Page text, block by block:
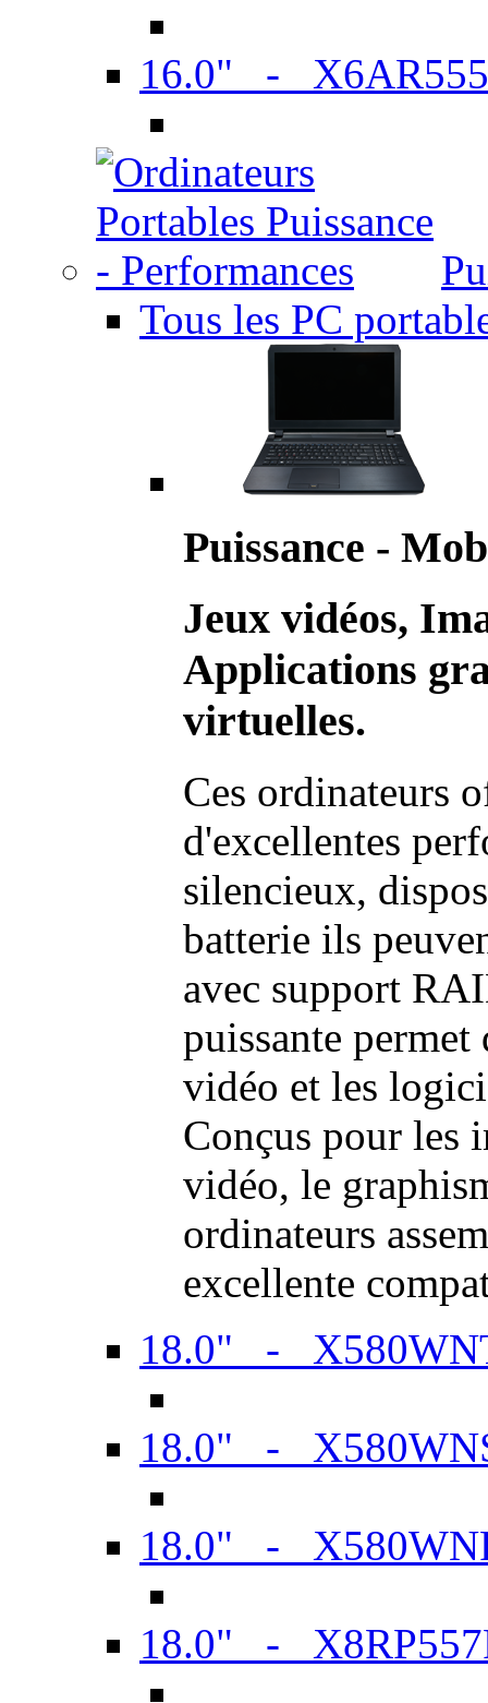
16.0" -
Tous les PC
Puissance -
Jeux vidéos,
Applications
virtuelles.
Ces ordinateurs
d'excellentes
silencieux,
batterie ils
avec support
puissante permet
vidéo et les
Conçus pour les
vidéo, le
ordinateurs
excellente
18.0" -
18.0" -
18.0" -
18.0" -